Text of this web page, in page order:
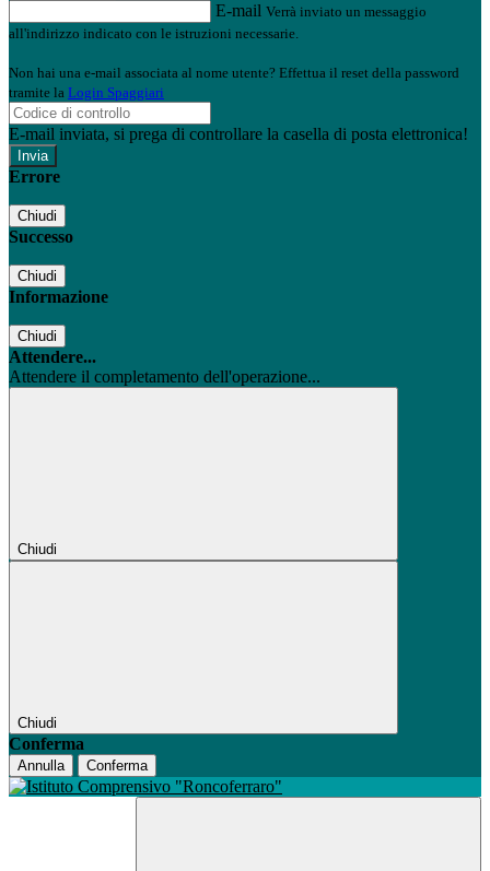
E-mail Verrà inviato un messaggio
all'indirizzo indicato con le istruzioni necessarie.
Non hai una e-mail associata al nome utente? Effettua il reset della password
tramite la Login Spaggiari
E-mail inviata, si prega di controllare la casella di posta elettronica!
Errore
Chiudi
Successo
Chiudi
Informazione
Chiudi
Attendere...
Attendere il completamento dell'operazione...
Chiudi
Chiudi
Conferma
Annulla Conferma